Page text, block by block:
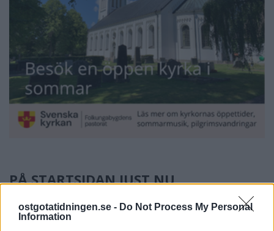
ostgotatidningen.se - Do Not Process My Personal
Information
PÅ STARTSIDAN JUST NU